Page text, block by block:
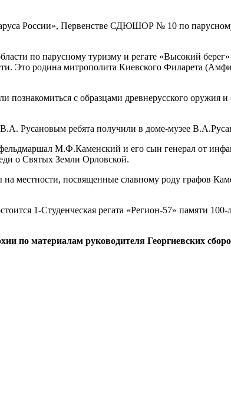
России», Первенстве СДЮШОР № 10 по
по парусному туризму и регате «Высокий
Это родина митрополита Киевского Филарета
познакомиться с образцами древнерусского оружия
Русановым ребята получили в доме-музее
М.Ф.Каменский и его сын генерал от
о Святых Земли Орловской.
местности, посвященные славному роду графов
1-Студенческая регата «Регион-57» памяти 100-
по материалам руководителя Георгиевских